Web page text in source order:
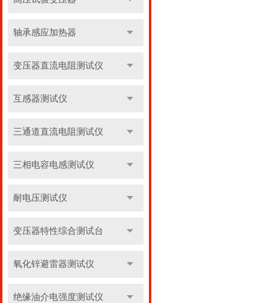
轴承感应加热器
变压器直流电阻测试仪
互感器测试仪
三通道直流电阻测试仪
三相电容电感测试仪
耐电压测试仪
变压器特性综合测试台
氧化锌避雷器测试仪
绝缘油介电强度测试仪